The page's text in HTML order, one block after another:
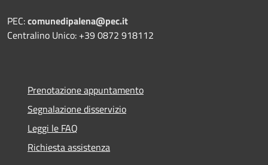
PEC:comunedipalena@pec.it
Centralino Unico: +39 0872 918112
Prenotazione appuntamento
Segnalazione disservizio
Leggi le FAQ
Richiesta assistenza